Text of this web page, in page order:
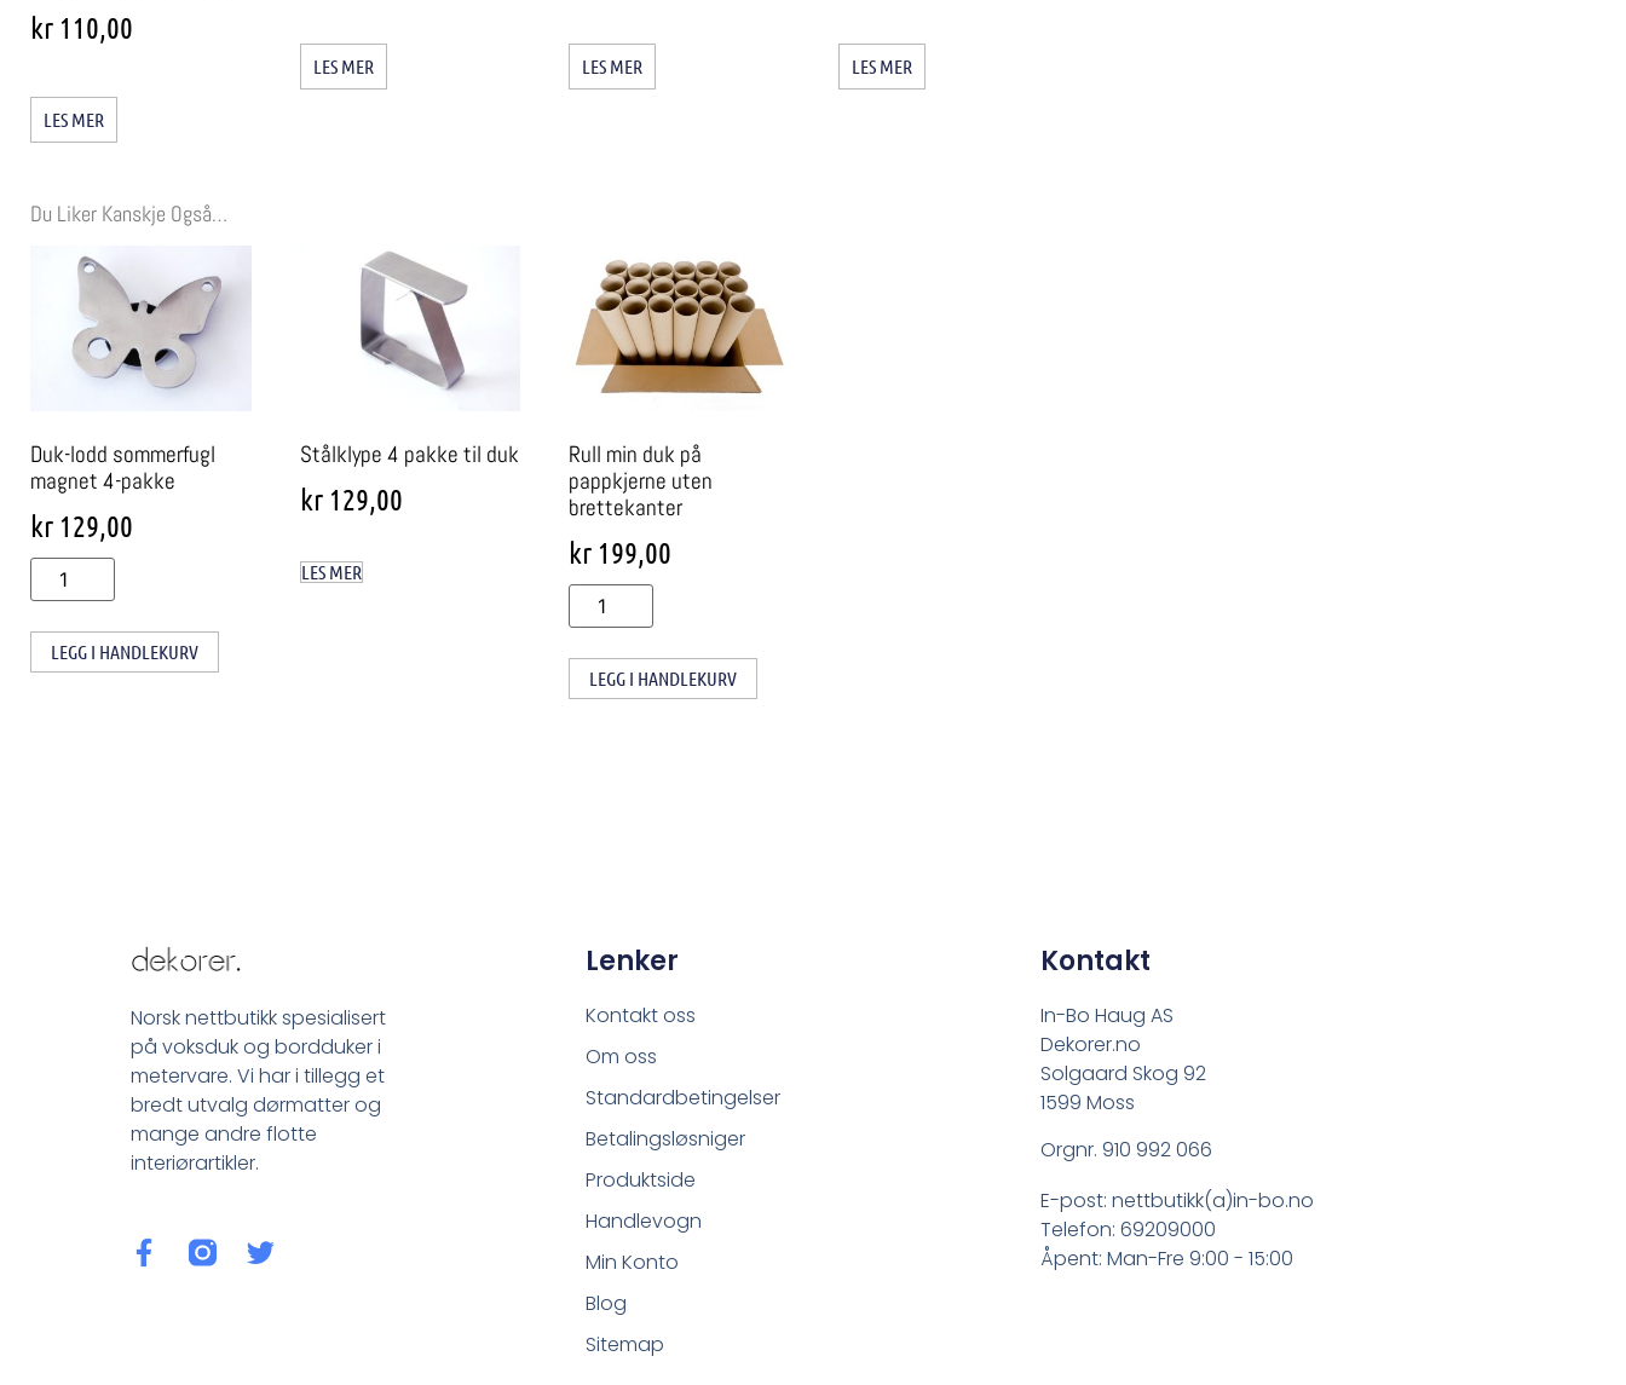
kr 110,00
LES MER
LES MER LES MER LES MER
Du Liker Kanskje Også…
Duk-lodd sommerfugl
magnet 4-pakke
kr 129,00
LEGG I HANDLEKURV
Stålklype 4 pakke til duk
kr129,00
LES MER
Rull min duk på
pappkjerne uten
brettekanter
kr 199,00
LEGG I HANDLEKURV
Norsk nettbutikk spesialisert
på voksduk og bordduker i
metervare. Vi har i tillegg et
bredt utvalg dørmatter og
mange andre flotte
interiørartikler.
Lenker
Kontakt oss
Om oss
Standardbetingelser
Betalingsløsniger
Produktside
Handlevogn
Min Konto
Blog
Sitemap
Kontakt
In-Bo Haug AS
Dekorer.no
Solgaard Skog 92
1599 Moss
Orgnr. 910 992 066
E-post: nettbutikk(a)in-bo.no
Telefon: 69209000
Åpent: Man-Fre 9:00 - 15:00